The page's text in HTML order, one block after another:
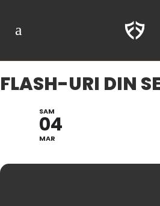
FLASH-URI DIN
SAM
04
MAR